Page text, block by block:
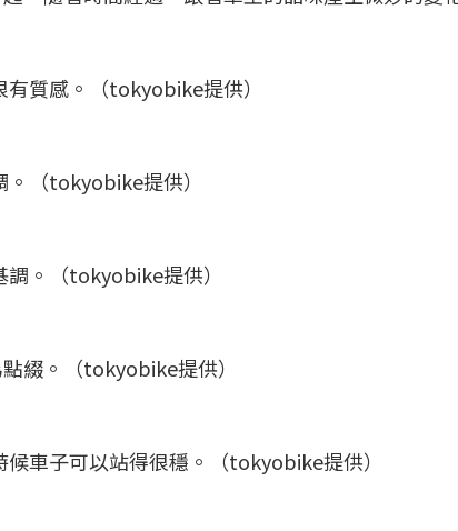
質感。（tokyobike提供）
（tokyobike提供）
。（tokyobike提供）
綴。（tokyobike提供）
車子可以站得很穩。（tokyobike提供）